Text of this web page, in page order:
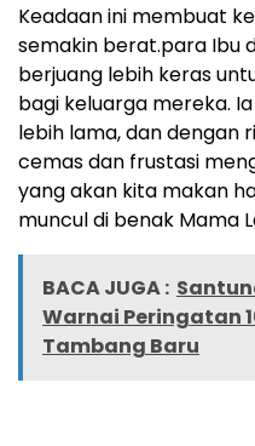
Keadaan ini membuat
semakin berat.para Ibu
berjuang lebih keras
bagi keluarga mereka.
lebih lama, dan dengan
cemas dan frustasi
yang akan kita makan
muncul di benak Mama
BACA JUGA :
Warnai Peringatan
Tambang Baru